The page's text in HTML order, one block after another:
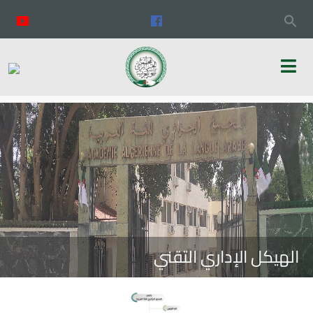
الهيكل الإداري التقني